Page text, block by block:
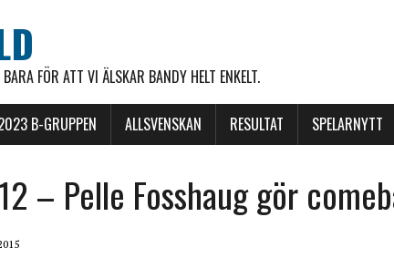
FÖR ATT VI ÄLSKAR BANDY HELT ENKELT.
B-GRUPPEN ALLSVENSKAN RESULTAT SPELARNYTT
– Pelle Fosshaug gör